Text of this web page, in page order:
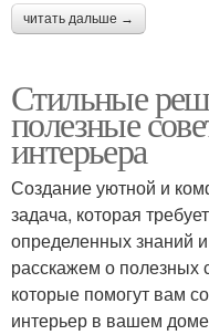
читать дальше →
Стильные
полезные
интерьера
Создание уютной и
задача, которая
определенных знаний
расскажем о полезных
которые помогут вам
интерьер в вашем